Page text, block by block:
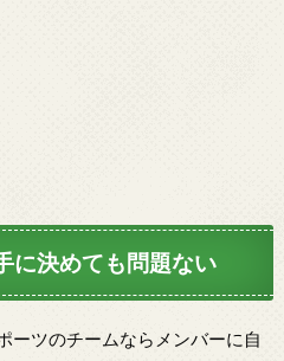
に決めても問題ない
ーツのチームならメンバーに自